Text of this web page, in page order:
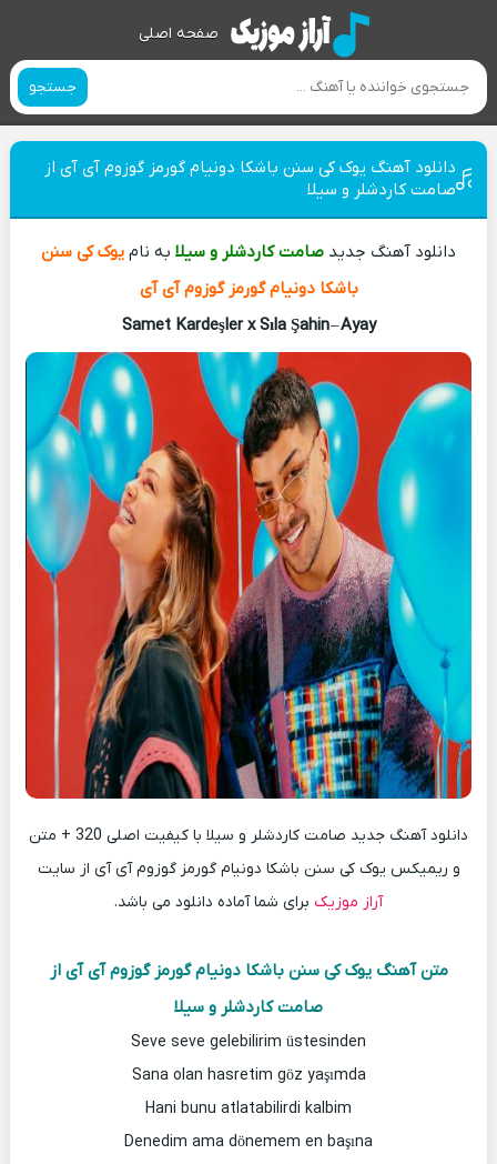
صفحه اصلی
جستجو
دانلود آهنگ یوک کی سنن باشکا دونیام گورمز گوزوم آی آی از
صامت کاردشلر و سیلا
دانلود آهنگ جدید صامت کاردشلر و سیلا به نام یوک کی سنن
باشکا دونیام گورمز گوزوم آی آی
Samet Kardeşler x Sıla Şahin–Ayay
دانلود آهنگ جدید صامت کاردشلر و سیلا با کیفیت اصلی 320 + متن
و ریمیکس یوک کی سنن باشکا دونیام گورمز گوزوم آی آی از سایت
آراز موزیک برای شما آماده دانلود می باشد.
متن آهنگ یوک کی سنن باشکا دونیام گورمز گوزوم آی آی از
صامت کاردشلر و سیلا
Seve seve gelebilirim üstesinden
Sana olan hasretim göz yaşımda
Hani bunu atlatabilirdi kalbim
Denedim ama dönemem en başına